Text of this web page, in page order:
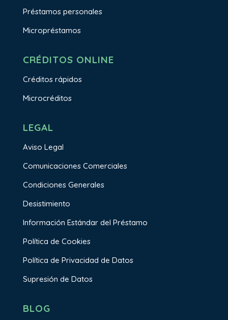
Préstamos personales
Micropréstamos
CRÉDITOS ONLINE
Créditos rápidos
Microcréditos
LEGAL
Aviso Legal
Comunicaciones Comerciales
Condiciones Generales
Desistimiento
Información Estándar del Préstamo
Política de Cookies
Política de Privacidad de Datos
Supresión de Datos
BLOG